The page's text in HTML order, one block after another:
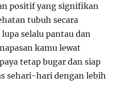
positif yang signifikan
tubuh secara
selalu pantau dan
kamu lewat
tetap bugar dan siap
sehari-hari dengan lebih